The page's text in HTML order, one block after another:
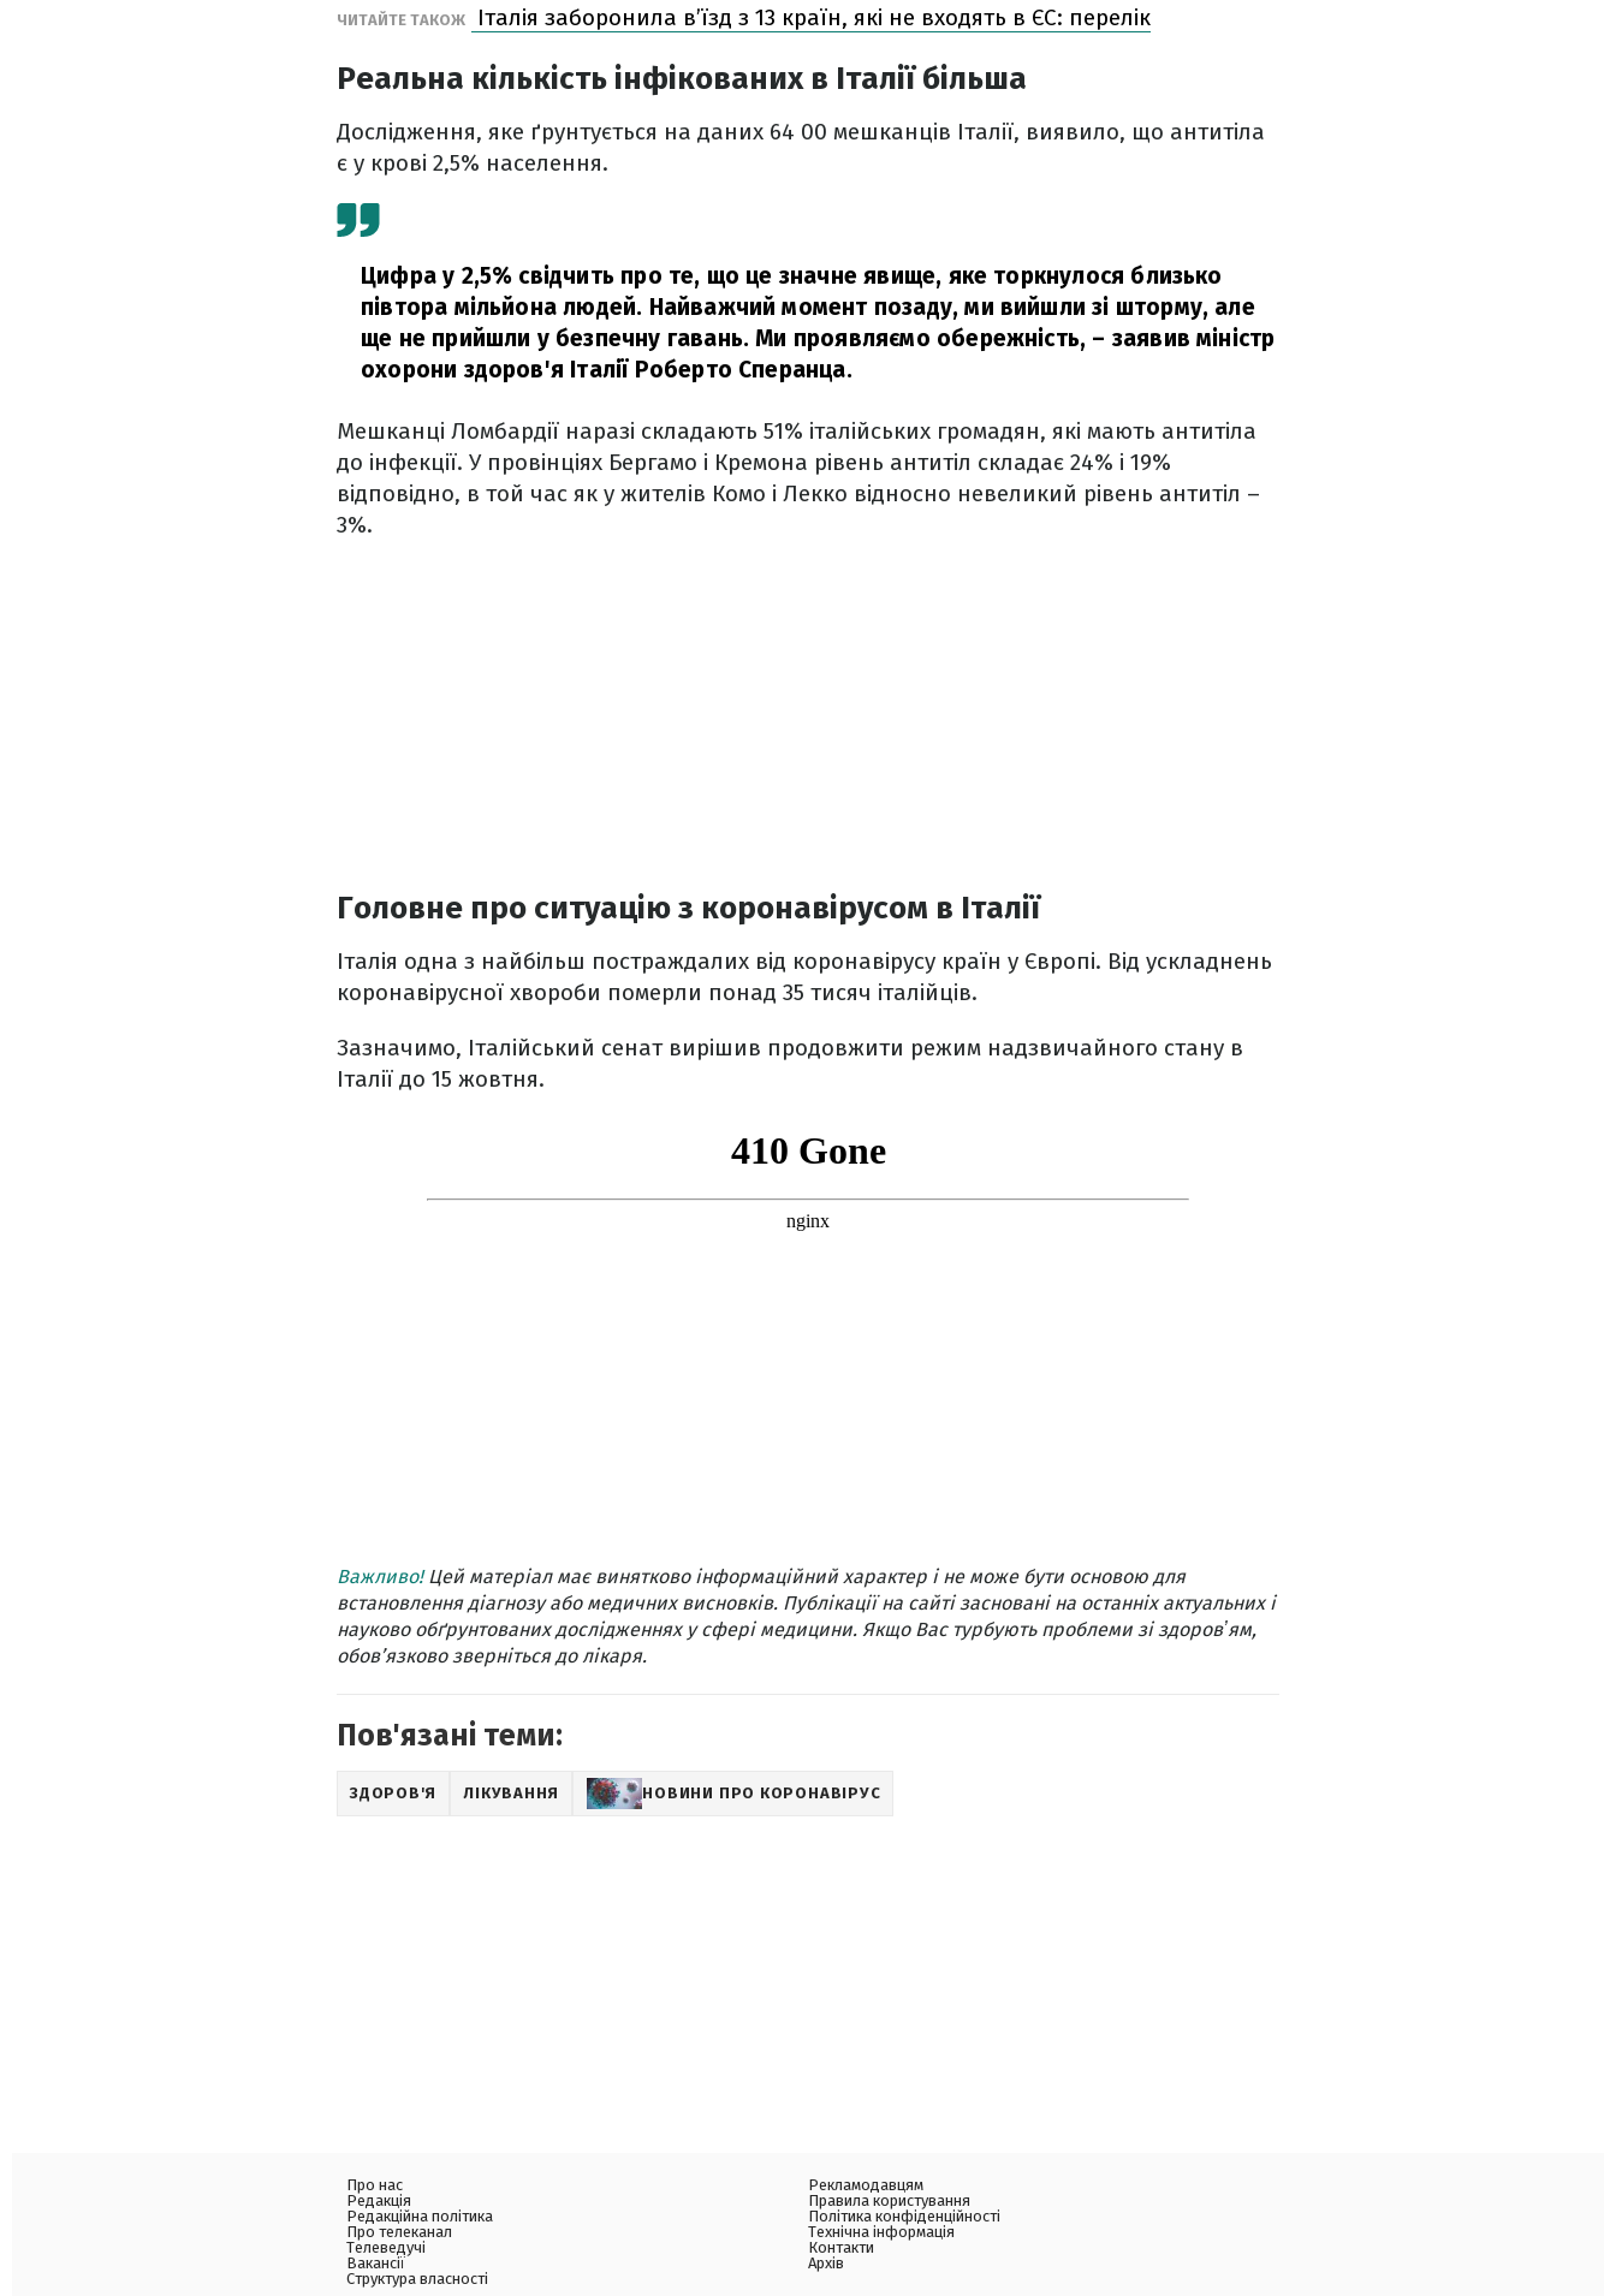
ЧИТАЙТЕ ТАКОЖ Італія заборонила в’їзд з 13 країн, які не входять в ЄС: перелік
Реальна кількість інфікованих в Італії більша
Дослідження, яке ґрунтується на даних 64 00 мешканців Італії, виявило, що антитіла
є у крові 2,5% населення.
Цифра у 2,5% свідчить про те, що це значне явище, яке торкнулося близько
півтора мільйона людей. Найважчий момент позаду, ми вийшли зі шторму, але
ще не прийшли у безпечну гавань. Ми проявляємо обережність, – заявив міністр
охорони здоров'я Італії Роберто Сперанца.
Мешканці Ломбардії наразі складають 51% італійських громадян, які мають антитіла
до інфекції. У провінціях Бергамо і Кремона рівень антитіл складає 24% і 19%
відповідно, в той час як у жителів Комо і Лекко відносно невеликий рівень антитіл –
3%.
Головне про ситуацію з коронавірусом в Італії
Італія одна з найбільш постраждалих від коронавірусу країн у Європі. Від ускладнень
коронавірусної хвороби померли понад 35 тисяч італійців.
Зазначимо, Італійський сенат вирішив продовжити режим надзвичайного стану в
Італії до 15 жовтня.
Важливо!Цей матеріал має винятково інформаційний характер і не може бути основою для
встановлення діагнозу або медичних висновків. Публікації на сайті засновані на останніх актуальних і
науково обґрунтованих дослідженнях у сфері медицини. Якщо Вас турбують проблеми зі здоровʼям,
обов’язково зверніться до лікаря.
Пов'язані теми:
ЗДОРОВ'Я ЛІКУВАННЯ НОВИНИ ПРО КОРОНАВІРУС
Про нас
Редакція
Редакційна політика
Про телеканал
Телеведучі
Вакансії
Структура власності
Рекламодавцям
Правила користування
Політика конфіденційності
Технічна інформація
Контакти
Архів